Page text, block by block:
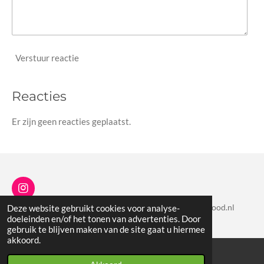
Deze website gebruikt cookies voor analyse-
doeleinden en/of het tonen van advertenties. Door
gebruik te blijven maken van de site gaat u hiermee
akkoord.
Verstuur reactie
Reacties
Er zijn geen reacties geplaatst.
I
s
t
a
g
r
© 2023 - Wanna Food I KVK: 90396758 l info@wannafood.nl